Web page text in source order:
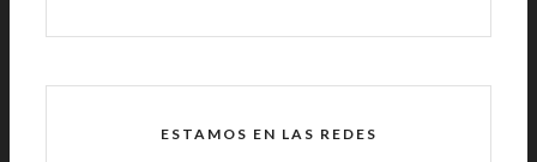
ESTAMOS EN LAS REDES